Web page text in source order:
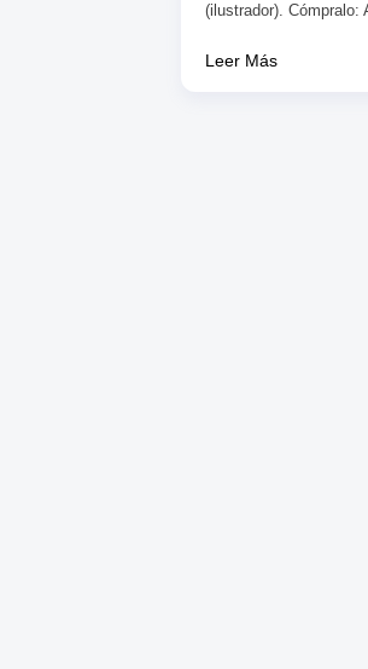
(ilustrador).
Leer Más